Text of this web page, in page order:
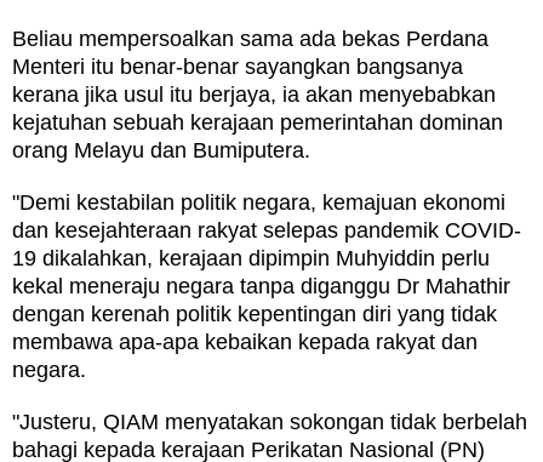
Beliau mempersoalkan sama ada bekas Perdana
Menteri itu benar-benar sayangkan bangsanya
kerana jika usul itu berjaya, ia akan menyebabkan
kejatuhan sebuah kerajaan pemerintahan dominan
orang Melayu dan Bumiputera.
"Demi kestabilan politik negara, kemajuan ekonomi
dan kesejahteraan rakyat selepas pandemik COVID-
19 dikalahkan, kerajaan dipimpin Muhyiddin perlu
kekal meneraju negara tanpa diganggu Dr Mahathir
dengan kerenah politik kepentingan diri yang tidak
membawa apa-apa kebaikan kepada rakyat dan
negara.
"Justeru, QIAM menyatakan sokongan tidak berbelah
bahagi kepada kerajaan Perikatan Nasional (PN)